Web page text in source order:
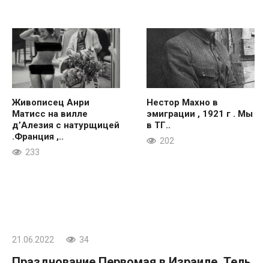
Живописец Анри
Матисс на вилле
д’Алезия с натурщицей
.Франция ,..
233
Нестор Махно в
эмиграции , 1921 г . Мы
в ТГ..
202
21.06.2022 34